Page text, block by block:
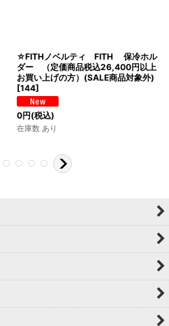
☆FITHノベルティ FITH 保冷ホル
ダー （定価商品税込26,400円以上
お買い上げの方）(SALE商品対象外)
[144]
0円(税込)
在庫数 あり